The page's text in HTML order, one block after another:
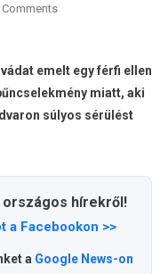
Comments
emelt egy férfi ellen
miatt, aki
súlyos sérülést
országos hírekről!
a Facebookon >>
a Google News-on